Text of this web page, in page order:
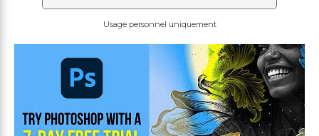
Usage personnel uniquement